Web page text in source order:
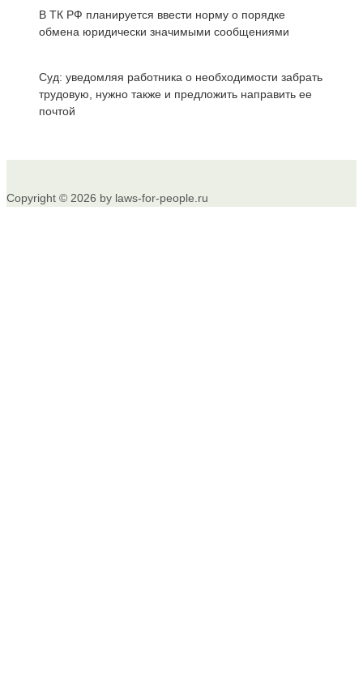
В ТК РФ планируется ввести норму о порядке
обмена юридически значимыми сообщениями
Суд: уведомляя работника о необходимости забрать
трудовую, нужно также и предложить направить ее
почтой
Copyright © 2026 by laws-for-people.ru